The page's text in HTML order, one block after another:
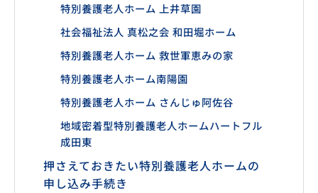
特別養護老人ホーム 上井草園
社会福祉法人 真松之会 和田堀ホーム
特別養護老人ホーム 救世軍恵みの家
特別養護老人ホーム南陽園
特別養護老人ホーム さんじゅ阿佐谷
地域密着型特別養護老人ホームハートフル
成田東
押さえておきたい特別養護老人ホームの
申し込み手続き